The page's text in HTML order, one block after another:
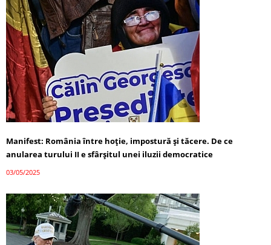
Manifest: România între hoție, impostură și tăcere. De ce
anularea turului II e sfârșitul unei iluzii democratice
03/05/2025